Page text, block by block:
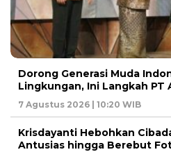
Dorong Generasi Muda
Lingkungan, Ini Langkah PT
7 Agustus 2026 | 10:20 WIB
Krisdayanti Hebohkan
Antusias hingga Berebut